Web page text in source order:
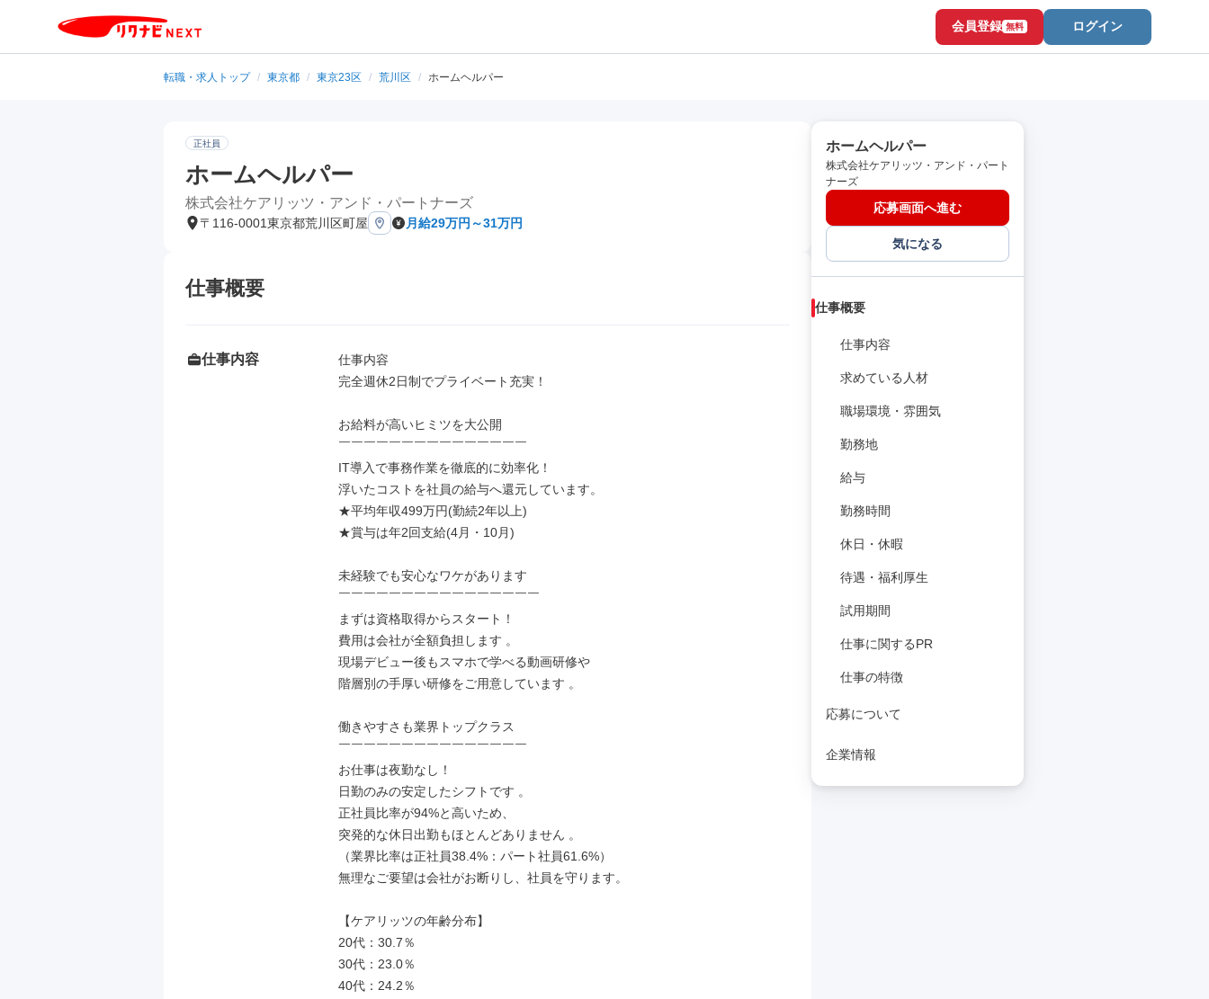
会員登録 無料 ログイン
転職・求人トップ / 東京都 / 東京23区 / 荒川区 / ホームヘルパー
正社員
ホームヘルパー
株式会社ケアリッツ・アンド・パートナーズ
〒116-0001東京都荒川区町屋 月給29万円～31万円
仕事概要
仕事内容
仕事内容
完全週休2日制でプライベート充実！
お給料が高いヒミツを大公開
￣￣￣￣￣￣￣￣￣￣￣￣￣￣￣
IT導入で事務作業を徹底的に効率化！
浮いたコストを社員の給与へ還元しています。
★平均年収499万円(勤続2年以上)
★賞与は年2回支給(4月・10月)
未経験でも安心なワケがあります
￣￣￣￣￣￣￣￣￣￣￣￣￣￣￣￣
まずは資格取得からスタート！
費用は会社が全額負担します 。
現場デビュー後もスマホで学べる動画研修や
階層別の手厚い研修をご用意しています 。
働きやすさも業界トップクラス
￣￣￣￣￣￣￣￣￣￣￣￣￣￣￣
お仕事は夜勤なし！
日勤のみの安定したシフトです 。
正社員比率が94%と高いため、
突発的な休日出勤もほとんどありません 。
（業界比率は正社員38.4%：パート社員61.6%）
無理なご要望は会社がお断りし、社員を守ります。
【ケアリッツの年齢分布】
20代：30.7％
30代：23.0％
40代：24.2％
ホームヘルパー
株式会社ケアリッツ・アンド・パート
ナーズ
応募画面へ進む
気になる
仕事概要
仕事内容
求めている人材
職場環境・雰囲気
勤務地
給与
勤務時間
休日・休暇
待遇・福利厚生
試用期間
仕事に関するPR
仕事の特徴
応募について
企業情報